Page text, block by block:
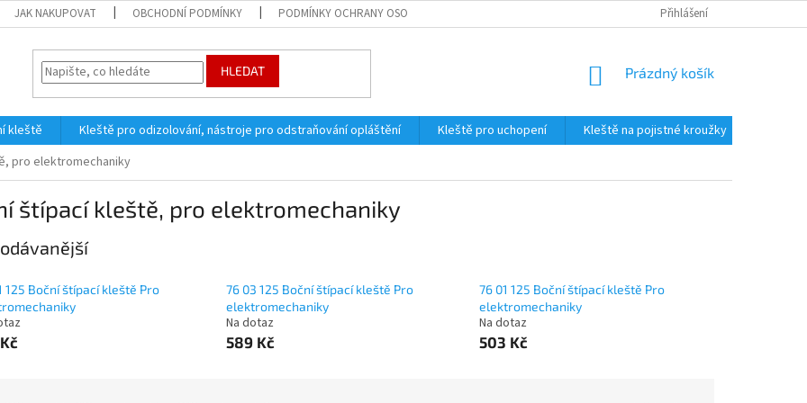
JAK NAKUPOVAT OBCHODNÍ PODMÍNKY PODMÍNKY OCHRANY OSOBNÍCH ÚDAJŮ Přihlášení
HLEDAT
NÁKUPNÍ
Prázdný košík
kleště Kleště pro odizolování, nástroje pro odstraňování opláštění Kleště pro uchopení Kleště na pojistné kroužky
pro elektromechaniky
štípací kleště, pro elektromechaniky
125 Boční štípací kleště Pro
76 03 125 Boční štípací kleště Pro
elektromechaniky
Na dotaz
589 Kč
76 01 125 Boční štípací kleště Pro
elektromechaniky
Na dotaz
503 Kč